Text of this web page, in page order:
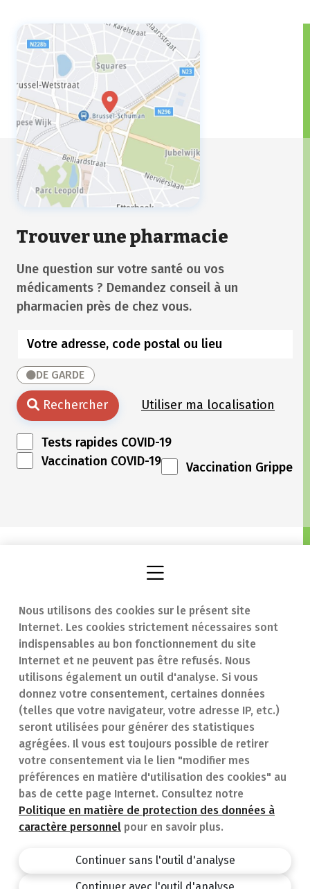
Nous utilisons des cookies sur le présent site
Internet. Les cookies strictement nécessaires sont
indispensables au bon fonctionnement du site
Internet et ne peuvent pas être refusés. Nous
utilisons également un outil d'analyse. Si vous
donnez votre consentement, certaines données
(telles que votre navigateur, votre adresse IP, etc.)
seront utilisées pour générer des statistiques
agrégées. Il vous est toujours possible de retirer
votre consentement via le lien "modifier mes
préférences en matière d'utilisation des cookies" au
bas de cette page Internet. Consultez notre
Politique en matière de protection des données à
caractère personnel pour en savoir plus.
Continuer sans l'outil d'analyse
Trouver une pharmacie
Une question sur votre santé ou vos
médicaments ? Demandez conseil à un
pharmacien près de chez vous.
DE GARDE
Rechercher Utiliser ma localisation
Tests rapides COVID-19
Vaccination COVID-19
Vaccination Grippe
Trouver une
pharmacie
Notre expertise
Maladies
Médicaments
En cas d'urgence
Contact
Questions
fréquentes (FAQ)
Pharmacie.be
Privacy policy
Conditions générales